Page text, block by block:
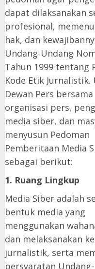
dapat dilaksanakan
profesional,
hak, dan
Undang-Undang
Tahun 1999 tentang
Kode Etik
Dewan Pers bersama
organisasi pers,
media siber, dan
menyusun Pedoman
Pemberitaan Media
sebagai berikut:
1. Ruang Lingkup
Media Siber adalah
bentuk media yang
menggunakan
dan melaksanakan
jurnalistik, serta
persyaratan